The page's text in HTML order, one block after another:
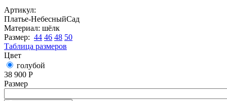
Артикул:
Платье-НебесныйСад
Материал: шёлк
Размер: 44 46 48 50
Таблица размеров
Цвет
голубой
38 900 Р
Размер